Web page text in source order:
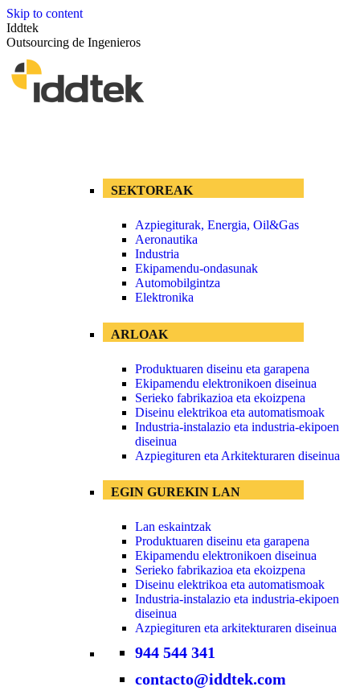
Skip to content
Iddtek
Outsourcing de Ingenieros
SEKTOREAK
Azpiegiturak, Energia, Oil&Gas
Aeronautika
Industria
Ekipamendu-ondasunak
Automobilgintza
Elektronika
ARLOAK
Produktuaren diseinu eta garapena
Ekipamendu elektronikoen diseinua
Serieko fabrikazioa eta ekoizpena
Diseinu elektrikoa eta automatismoak
Industria-instalazio eta industria-ekipoen
diseinua
Azpiegituren eta Arkitekturaren diseinua
EGIN GUREKIN LAN
Lan eskaintzak
Produktuaren diseinu eta garapena
Ekipamendu elektronikoen diseinua
Serieko fabrikazioa eta ekoizpena
Diseinu elektrikoa eta automatismoak
Industria-instalazio eta industria-ekipoen
diseinua
Azpiegituren eta arkitekturaren diseinua
944 544 341
contacto@iddtek.com